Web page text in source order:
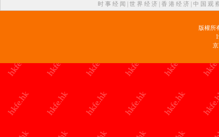
时 事 经 闻 世 界 经 济 香 港 经 济 中 国 观
版權所
京